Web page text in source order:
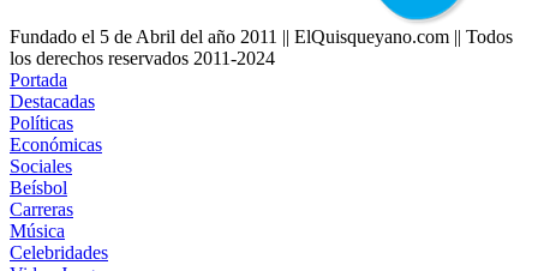
Fundado el 5 de Abril del año 2011 || ElQuisqueyano.com || Todos
los derechos reservados 2011-2024
Portada
Destacadas
Políticas
Económicas
Sociales
Beísbol
Carreras
Música
Celebridades